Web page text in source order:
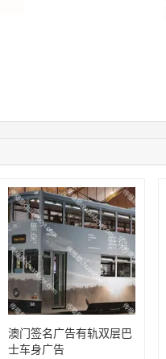
家
家
家
家
家
家
家
家
家
澳门签名广告有轨双层巴
士车身广告